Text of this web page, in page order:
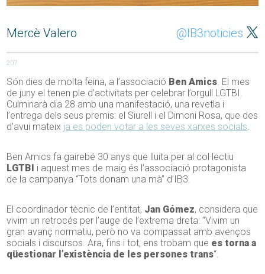
Mercè Valero @IB3noticies
207
Són dies de molta feina, a l’associació Ben Amics. El mes
de juny el tenen ple d’activitats per celebrar l’orgull LGTBI.
Culminarà dia 28 amb una manifestació, una revetla i
l’entrega dels seus premis: el Siurell i el Dimoni Rosa, que des
d’avui mateix ja es poden votar a les seves xarxes socials.
Ben Amics fa gairebé 30 anys que lluita per al col·lectiu
LGTBI i aquest mes de maig és l’associació protagonista
de la campanya “Tots donam una mà” d’IB3.
El coordinador tècnic de l’entitat, Jan Gómez, considera que
vivim un retrocés per l’auge de l’extrema dreta: “Vivim un
gran avanç normatiu, però no va compassat amb avenços
socials i discursos. Ara, fins i tot, ens trobam que es torna a
qüestionar l’existència de les persones trans“.